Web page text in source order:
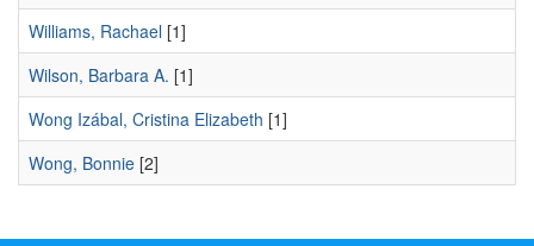
Williams, Rachael [1]
Wilson, Barbara A. [1]
Wong Izábal, Cristina Elizabeth [1]
Wong, Bonnie [2]